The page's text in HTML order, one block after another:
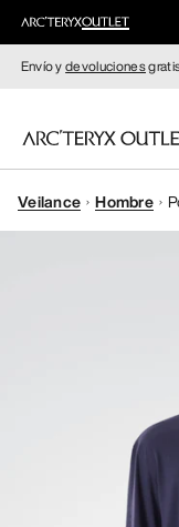
Envío ydevoluciones
MUJERE
Veilance Hombre